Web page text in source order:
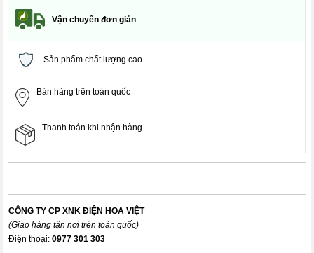
Vận chuyển đơn giản
Sản phẩm chất lượng cao
Bán hàng trên toàn quốc
Thanh toán khi nhận hàng
--
CÔNG TY CP XNK ĐIỆN HOA VIỆT
(Giao hàng tận nơi trên toàn quốc)
Điện thoại:0977 301 303